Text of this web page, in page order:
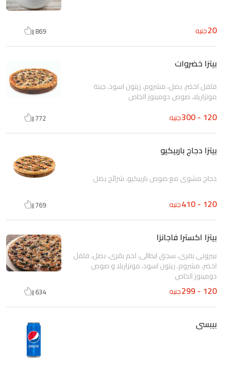
20جنيه 869
بيتزا خضروات
فلفل اخضر، بصل، مشروم، زيتون اسود، جبنة
موتزاريلا، صوص دومينوز الخاص
120 - 300 جنيه 772
بيتزا دجاج باربيكيو
دجاج مشوى مع صوص باربيكيو، شرائح بصل
120 - 410 جنيه 769
بيتزا اكسترا فاجانزا
بيبرونى بقرى، سجق ايطالى، لحم بقرى، بصل، فلفل
اخضر، مشروم، زيتون اسود، موتزاريلا و صوص
دومينوز الخاص
120 - 299 جنيه 634
بيبسى